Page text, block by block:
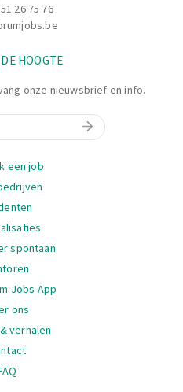
26 75 76
HOOGTE
onze nieuwsbrief en info.
een job
spontaan
Jobs App
ons
verhalen